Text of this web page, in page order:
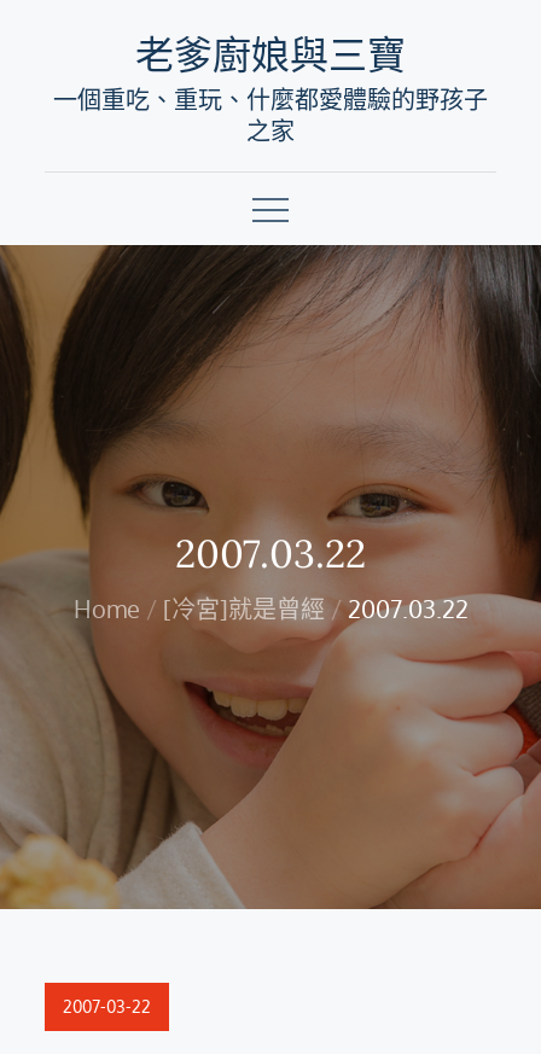
content
老爹廚娘與三寶
一個重吃、重玩、什麼都愛體驗的野孩子
之家
2007.03.22
Home [冷宮]就是曾經 2007.03.22
Posted
2007-03-22